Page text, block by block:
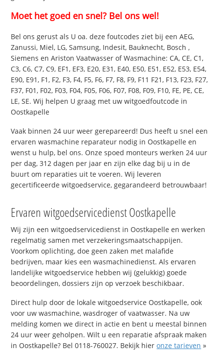
Moet het goed en snel? Bel ons wel!
Bel ons gerust als U oa. deze foutcodes ziet bij een AEG,
Zanussi, Miel, LG, Samsung, Indesit, Bauknecht, Bosch ,
Siemens en Ariston Vaatwasser of Wasmachine: CA, CE, C1,
C3, C6, C7, C9, EF1, EF3, E20, E31, E40, E50, E51, E52, E53, E54,
E90, E91, F1, F2, F3, F4, F5, F6, F7, F8, F9, F11 F21, F13, F23, F27,
F37, F01, F02, F03, F04, F05, F06, F07, F08, F09, F10, FE, PE, CE,
LE, SE. Wij helpen U graag met uw witgoedfoutcode in
Oostkapelle
Vaak binnen 24 uur weer gerepareerd! Dus heeft u snel een
ervaren wasmachine reparateur nodig in Oostkapelle en
wenst u hulp, bel ons. Onze spoed monteurs werken 24 uur
per dag, 312 dagen per jaar en zijn elke dag bij u in de
buurt om reparaties uit te voeren. Wij leveren
gecertificeerde witgoedservice, gegarandeerd betrouwbaar!
Ervaren witgoedservicedienst Oostkapelle
Wij zijn een witgoedservicedienst in Oostkapelle en werken
regelmatig samen met verzekeringsmaatschappijen.
Voorkom oplichting, doe geen zaken met malafide
bedrijven, maar kies een wasmachinedienst. Als ervaren
landelijke witgoedservice hebben wij (gelukkig) goede
beoordelingen, dossiers zijn op verzoek beschikbaar.
Direct hulp door de lokale witgoedservice Oostkapelle, ook
voor uw wasmachine, wasdroger of vaatwasser. Na uw
melding komen we direct in actie en bent u meestal binnen
24 uur weer geholpen. Wilt u een reparatie afspraak maken
in Oostkapelle? Bel 0118-760027. Bekijk hieronze tarieven »